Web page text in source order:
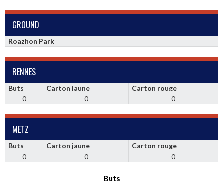
GROUND
Roazhon Park
RENNES
Buts Carton jaune
Carton rouge
0
0 0
METZ
Buts Carton jaune
Carton rouge
0
0 0
Buts